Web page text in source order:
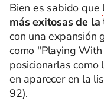
Bien es sabido que
más exitosas de
con una expansión
como "Playing
posicionarlas
en aparecer en la
92).